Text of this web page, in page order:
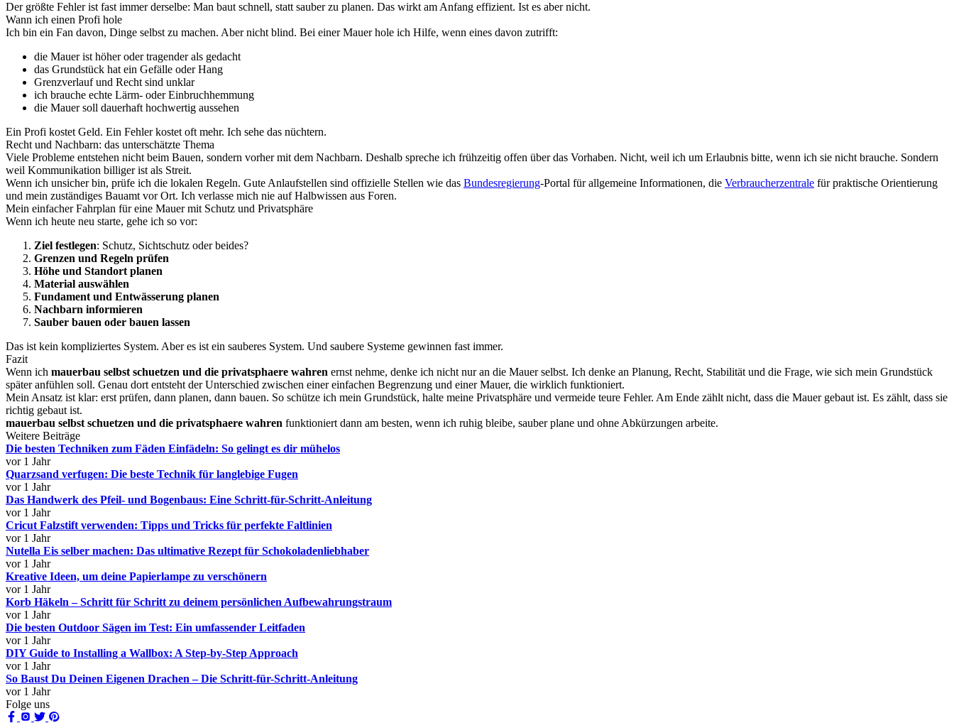
Der größte Fehler ist fast immer derselbe: Man baut schnell, statt sauber zu planen. Das wirkt am Anfang effizient. Ist es aber nicht.
Wann ich einen Profi hole
Ich bin ein Fan davon, Dinge selbst zu machen. Aber nicht blind. Bei einer Mauer hole ich Hilfe, wenn eines davon zutrifft:
die Mauer ist höher oder tragender als gedacht
das Grundstück hat ein Gefälle oder Hang
Grenzverlauf und Recht sind unklar
ich brauche echte Lärm- oder Einbruchhemmung
die Mauer soll dauerhaft hochwertig aussehen
Ein Profi kostet Geld. Ein Fehler kostet oft mehr. Ich sehe das nüchtern.
Recht und Nachbarn: das unterschätzte Thema
Viele Probleme entstehen nicht beim Bauen, sondern vorher mit dem Nachbarn. Deshalb spreche ich frühzeitig offen über das Vorhaben. Nicht, weil ich um Erlaubnis bitte, wenn ich sie nicht brauche. Sondern
weil Kommunikation billiger ist als Streit.
Wenn ich unsicher bin, prüfe ich die lokalen Regeln. Gute Anlaufstellen sind offizielle Stellen wie das Bundesregierung-Portal für allgemeine Informationen, die Verbraucherzentrale für praktische Orientierung
und mein zuständiges Bauamt vor Ort. Ich verlasse mich nie auf Halbwissen aus Foren.
Mein einfacher Fahrplan für eine Mauer mit Schutz und Privatsphäre
Wenn ich heute neu starte, gehe ich so vor:
Ziel festlegen: Schutz, Sichtschutz oder beides?
Grenzen und Regeln prüfen
Höhe und Standort planen
Material auswählen
Fundament und Entwässerung planen
Nachbarn informieren
Sauber bauen oder bauen lassen
Das ist kein kompliziertes System. Aber es ist ein sauberes System. Und saubere Systeme gewinnen fast immer.
Fazit
Wenn ich mauerbau selbst schuetzen und die privatsphaere wahren ernst nehme, denke ich nicht nur an die Mauer selbst. Ich denke an Planung, Recht, Stabilität und die Frage, wie sich mein Grundstück
später anfühlen soll. Genau dort entsteht der Unterschied zwischen einer einfachen Begrenzung und einer Mauer, die wirklich funktioniert.
Mein Ansatz ist klar: erst prüfen, dann planen, dann bauen. So schütze ich mein Grundstück, halte meine Privatsphäre und vermeide teure Fehler. Am Ende zählt nicht, dass die Mauer gebaut ist. Es zählt, dass sie
richtig gebaut ist.
mauerbau selbst schuetzen und die privatsphaere wahren funktioniert dann am besten, wenn ich ruhig bleibe, sauber plane und ohne Abkürzungen arbeite.
Weitere Beiträge
Die besten Techniken zum Fäden Einfädeln: So gelingt es dir mühelos
vor 1 Jahr
Quarzsand verfugen: Die beste Technik für langlebige Fugen
vor 1 Jahr
Das Handwerk des Pfeil- und Bogenbaus: Eine Schritt-für-Schritt-Anleitung
vor 1 Jahr
Cricut Falzstift verwenden: Tipps und Tricks für perfekte Faltlinien
vor 1 Jahr
Nutella Eis selber machen: Das ultimative Rezept für Schokoladenliebhaber
vor 1 Jahr
Kreative Ideen, um deine Papierlampe zu verschönern
vor 1 Jahr
Korb Häkeln – Schritt für Schritt zu deinem persönlichen Aufbewahrungstraum
vor 1 Jahr
Die besten Outdoor Sägen im Test: Ein umfassender Leitfaden
vor 1 Jahr
DIY Guide to Installing a Wallbox: A Step-by-Step Approach
vor 1 Jahr
So Baust Du Deinen Eigenen Drachen – Die Schritt-für-Schritt-Anleitung
vor 1 Jahr
Folge uns